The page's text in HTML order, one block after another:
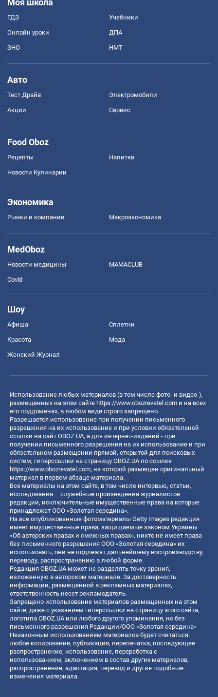
ГДЗ Учебники
Онлайн уроки ДПА
ЗНО НМТ
Авто
Тест Драйв Электромобили
Акции Сервис
Food Oboz
Рецепты Напитки
Новости Кулинарии
Экономика
Рынки и компании Mакроэкономика
MedOboz
Новости медицины MAMACLUB
Covid
Шоу
Афиша Сплетни
Красота Мода
Женский Журнал
Использование любых материалов (в том числе фото- и видео-),
размещенных на этом сайте https://www.obozrevatel.com и на всех
его поддоменах, в любом виде строго запрещено.
Разрешается использование при получении письменного
разрешения на их использование и при условии обязательной
ссылки на сайт OBOZ.UA, а для интернет-изданий - при
получении письменного разрешения на их использование и при
обязательном размещении прямой, открытой для поисковых
систем, гиперссылки на страницу OBOZ.UA по ссылке
https://www.obozrevatel.com, на которой размещен оригинальный
материал в первом абзаце материала.
Все материалы на этом сайте, в том числе интервью, статьи,
исследования – служебные произведения журналистов
редакции, исключительные имущественные права на которые
принадлежат ООО «Золотая середина».
На все опубликованные фотоматериалы Getty Images редакция
имеет имущественные права, защищаемые законом Украины
«Об авторских правах и смежных правах», никто не имеет права
без письменного разрешения ООО «Золотая середина» их
использовать, они не подлежат дальнейшему воспроизводству,
переводу, распространению в любой форме.
Редакция OBOZ.UA может не разделять точку зрения,
изложенную в авторском материале. За достоверность
информации, размещенной в рекламных материалах,
ответственность несет рекламодатель.
Запрещено использование материалов размещенных на этом
сайте, даже с указанием гиперссылки на страницу этого сайта,
логотипа OBOZ.UA или любого другого упоминания, но без
письменного разрешения Редакции/ООО «Золотая середина»
Незаконным использованием материалов будет считаться:
любое копирование, публикация, перепечатка, последующее
распространение, использование, переработка с
использованием, включением в состав других материалов,
распространение, адаптация, перевод и другие подобные
изменения материала.